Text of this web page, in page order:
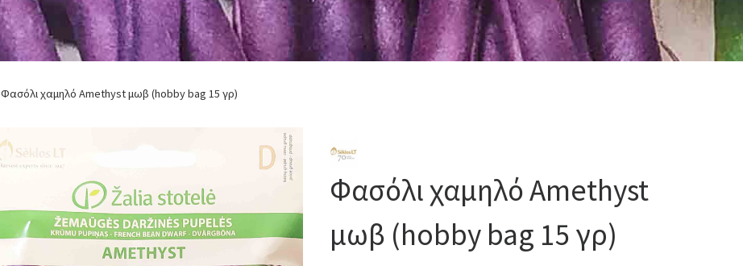
Φασόλι χαμηλό Amethyst μωβ (hobby bag 15 γρ)
Φασόλι χαμηλό Amethyst
μωβ (hobby bag 15 γρ)